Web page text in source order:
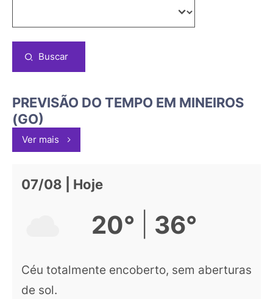
Buscar
PREVISÃO DO TEMPO EM MINEIROS
(GO)
Ver mais
07/08 | Hoje
20° 36°
Céu totalmente encoberto, sem aberturas
de sol.